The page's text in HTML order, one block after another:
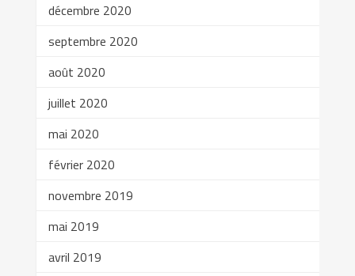
décembre 2020
septembre 2020
août 2020
juillet 2020
mai 2020
février 2020
novembre 2019
mai 2019
avril 2019